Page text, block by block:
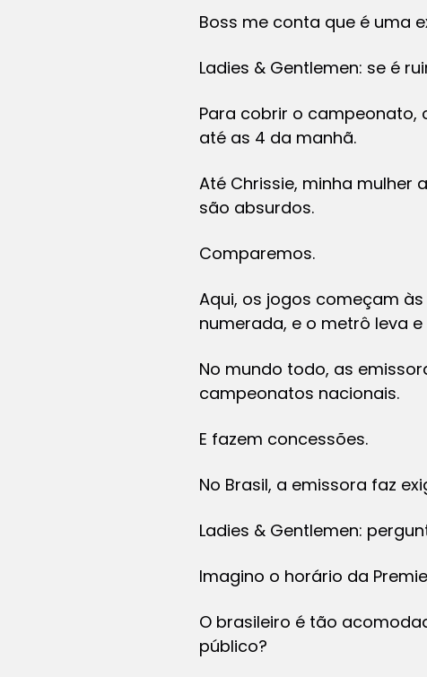
Boss me conta que é uma
Ladies & Gentlemen: se é
Para cobrir o
até as 4 da manhã.
Até Chrissie, minha mulher
são absurdos.
Comparemos.
Aqui, os jogos começam
numerada, e o metrô leva
No mundo todo, as
campeonatos nacionais.
E fazem concessões.
No Brasil, a emissora faz
Ladies & Gentlemen:
Imagino o horário da
O brasileiro é tão
público?